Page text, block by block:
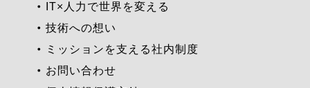
IT×人力で世界を変える
技術への想い
ミッションを支える社内制度
お問い合わせ